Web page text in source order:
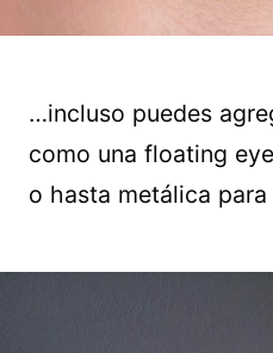
…incluso puedes
como una floating
o hasta metálica